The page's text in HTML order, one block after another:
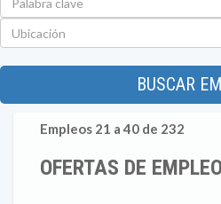
BUSCAR
Empleos 21 a 40 de 232
OFERTAS DE